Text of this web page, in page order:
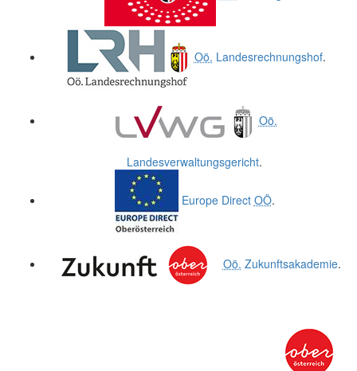
Oö. Landesrechnungshof.
Oö.
Landesverwaltungsgericht.
Europe Direct OÖ.
Oö. Zukunftsakademie.